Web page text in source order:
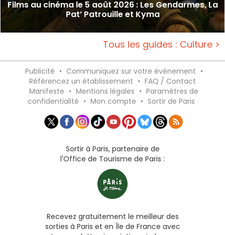
Films au cinéma le 5 août 2026 : Les Gendarmes, La
Pat’ Patrouille et Kyma
Tous les guides : Culture >
Publicité • Communiquez sur votre événement •
Référencez un établissement • FAQ / Contact
Manifeste • Mentions légales • Paramètres de
confidentialité • Mon compte • Sortir de Paris
Sortir à Paris, partenaire de
l'Office de Tourisme de Paris :
Recevez gratuitement le meilleur des
sorties à Paris et en Île de France avec